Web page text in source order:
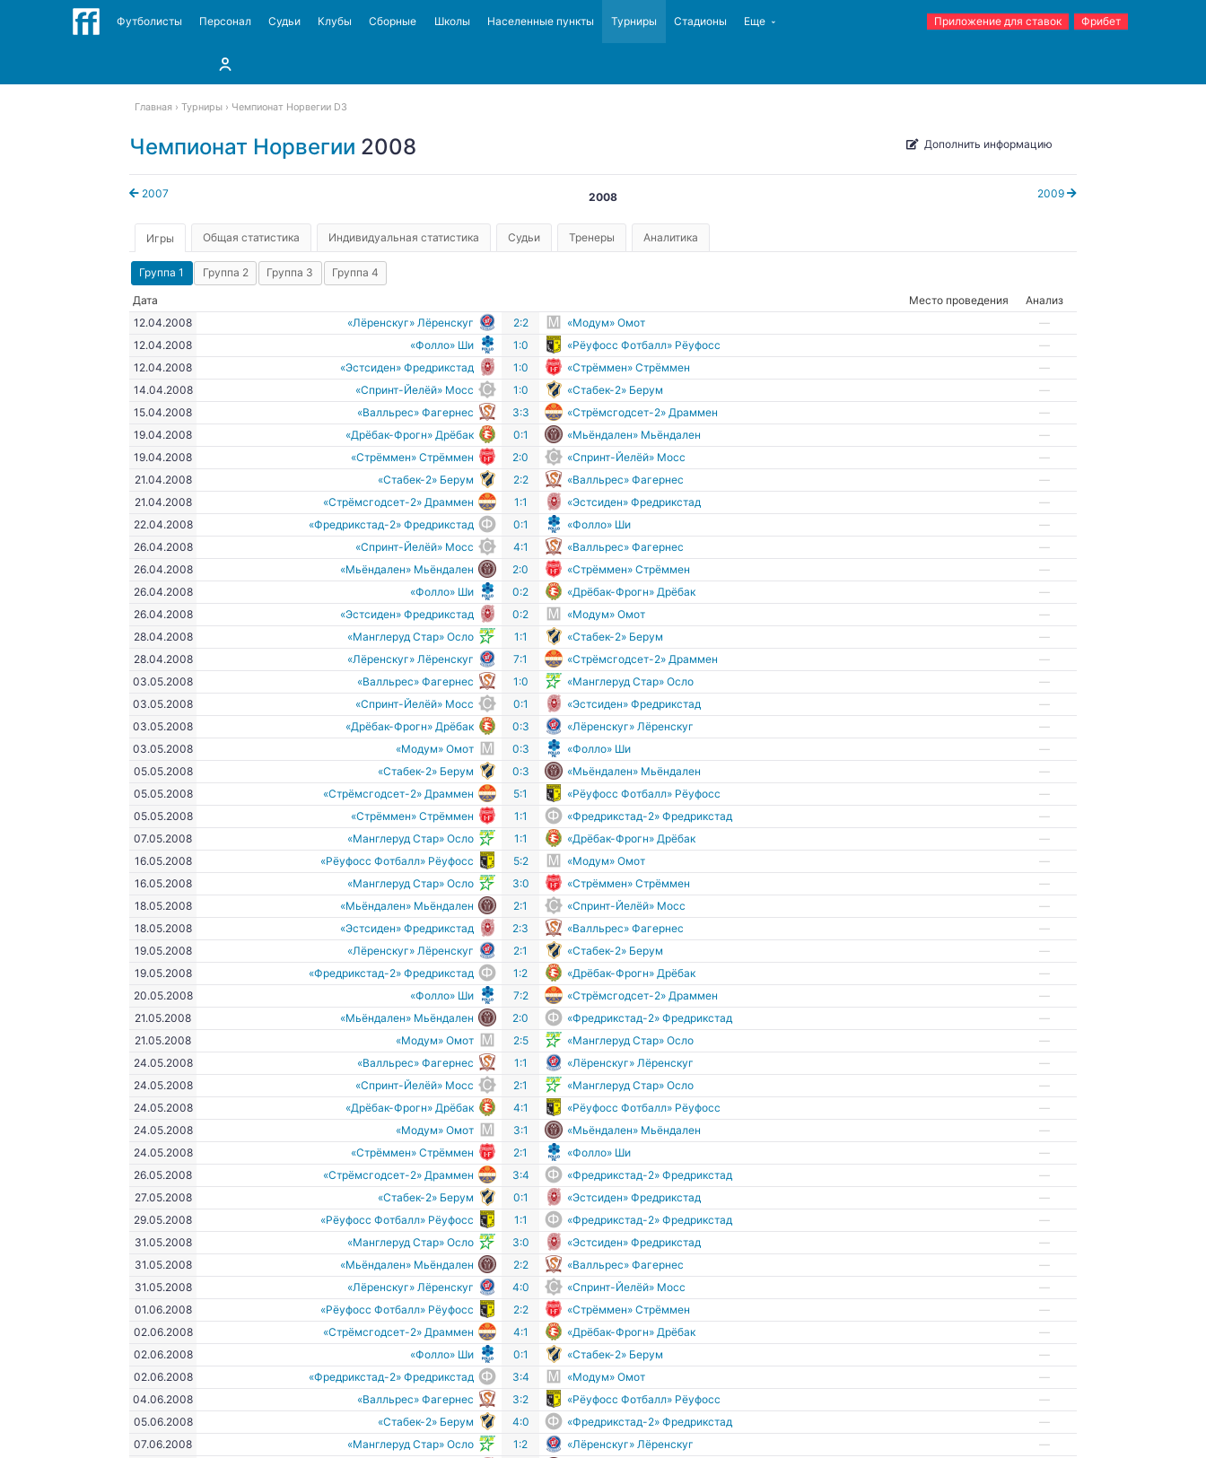
Футболисты Персонал Судьи Клубы Сборные Школы Населенные пункты Турниры Стадионы Еще Приложение для ставок Фрибет
Главная Турниры Чемпионат Норвегии D3
Чемпионат Норвегии 2008 Дополнить информацию
2007 2009
2008
Игры Общая статистика Индивидуальная статистика Судьи Тренеры Аналитика
Группа 1 Группа 2 Группа 3 Группа 4
Дата Место проведения
Анализ
12.04.2008
«Лёренскуг» Лёренскуг 2:2 «Модум» Омот
—
12.04.2008
«Фолло» Ши 1:0 «Рёуфосс Фотбалл» Рёуфосс
—
12.04.2008
«Эстсиден» Фредрикстад 1:0 «Стрёммен» Стрёммен
—
14.04.2008
«Спринт-Йелёй» Мосс 1:0 «Стабек-2» Берум
—
15.04.2008
«Валльрес» Фагернес 3:3 «Стрёмсгодсет-2» Драммен
—
19.04.2008
«Дрёбак-Фрогн» Дрёбак 0:1 «Мьёндален» Мьёндален
—
19.04.2008
«Стрёммен» Стрёммен 2:0 «Спринт-Йелёй» Мосс
—
21.04.2008
«Стабек-2» Берум 2:2 «Валльрес» Фагернес
—
21.04.2008
«Стрёмсгодсет-2» Драммен 1:1 «Эстсиден» Фредрикстад
—
22.04.2008
«Фредрикстад-2» Фредрикстад 0:1 «Фолло» Ши
—
26.04.2008
«Спринт-Йелёй» Мосс 4:1 «Валльрес» Фагернес
—
26.04.2008
«Мьёндален» Мьёндален 2:0 «Стрёммен» Стрёммен
—
26.04.2008
«Фолло» Ши 0:2 «Дрёбак-Фрогн» Дрёбак
—
26.04.2008
«Эстсиден» Фредрикстад 0:2 «Модум» Омот
—
28.04.2008
«Манглеруд Стар» Осло 1:1 «Стабек-2» Берум
—
28.04.2008
«Лёренскуг» Лёренскуг 7:1 «Стрёмсгодсет-2» Драммен
—
03.05.2008
«Валльрес» Фагернес 1:0 «Манглеруд Стар» Осло
—
03.05.2008
«Спринт-Йелёй» Мосс 0:1 «Эстсиден» Фредрикстад
—
03.05.2008
«Дрёбак-Фрогн» Дрёбак 0:3 «Лёренскуг» Лёренскуг
—
03.05.2008
«Модум» Омот 0:3 «Фолло» Ши
—
05.05.2008
«Стабек-2» Берум 0:3 «Мьёндален» Мьёндален
—
05.05.2008
«Стрёмсгодсет-2» Драммен 5:1 «Рёуфосс Фотбалл» Рёуфосс
—
05.05.2008
«Стрёммен» Стрёммен 1:1 «Фредрикстад-2» Фредрикстад
—
07.05.2008
«Манглеруд Стар» Осло 1:1 «Дрёбак-Фрогн» Дрёбак
—
16.05.2008
«Рёуфосс Фотбалл» Рёуфосс 5:2 «Модум» Омот
—
16.05.2008
«Манглеруд Стар» Осло 3:0 «Стрёммен» Стрёммен
—
18.05.2008
«Мьёндален» Мьёндален 2:1 «Спринт-Йелёй» Мосс
—
18.05.2008
«Эстсиден» Фредрикстад 2:3 «Валльрес» Фагернес
—
19.05.2008
«Лёренскуг» Лёренскуг 2:1 «Стабек-2» Берум
—
19.05.2008
«Фредрикстад-2» Фредрикстад 1:2 «Дрёбак-Фрогн» Дрёбак
—
20.05.2008
«Фолло» Ши 7:2 «Стрёмсгодсет-2» Драммен
—
21.05.2008
«Мьёндален» Мьёндален 2:0 «Фредрикстад-2» Фредрикстад
—
21.05.2008
«Модум» Омот 2:5 «Манглеруд Стар» Осло
—
24.05.2008
«Валльрес» Фагернес 1:1 «Лёренскуг» Лёренскуг
—
24.05.2008
«Спринт-Йелёй» Мосс 2:1 «Манглеруд Стар» Осло
—
24.05.2008
«Дрёбак-Фрогн» Дрёбак 4:1 «Рёуфосс Фотбалл» Рёуфосс
—
24.05.2008
«Модум» Омот 3:1 «Мьёндален» Мьёндален
—
24.05.2008
«Стрёммен» Стрёммен 2:1 «Фолло» Ши
—
26.05.2008
«Стрёмсгодсет-2» Драммен 3:4 «Фредрикстад-2» Фредрикстад
—
27.05.2008
«Стабек-2» Берум 0:1 «Эстсиден» Фредрикстад
—
29.05.2008
«Рёуфосс Фотбалл» Рёуфосс 1:1 «Фредрикстад-2» Фредрикстад
—
31.05.2008
«Манглеруд Стар» Осло 3:0 «Эстсиден» Фредрикстад
—
31.05.2008
«Мьёндален» Мьёндален 2:2 «Валльрес» Фагернес
—
31.05.2008
«Лёренскуг» Лёренскуг 4:0 «Спринт-Йелёй» Мосс
—
01.06.2008
«Рёуфосс Фотбалл» Рёуфосс 2:2 «Стрёммен» Стрёммен
—
02.06.2008
«Стрёмсгодсет-2» Драммен 4:1 «Дрёбак-Фрогн» Дрёбак
—
02.06.2008
«Фолло» Ши 0:1 «Стабек-2» Берум
—
02.06.2008
«Фредрикстад-2» Фредрикстад 3:4 «Модум» Омот
—
04.06.2008
«Валльрес» Фагернес 3:2 «Рёуфосс Фотбалл» Рёуфосс
—
05.06.2008
«Стабек-2» Берум 4:0 «Фредрикстад-2» Фредрикстад
—
07.06.2008
«Манглеруд Стар» Осло 1:2 «Лёренскуг» Лёренскуг
—